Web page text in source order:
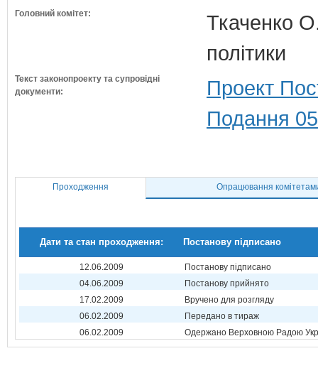
Головний комітет:
Ткаченко
політики
Текст законопроекту та супровідні
документи:
Проект
Подання
Проходження Опрацювання
Дати та стан проходження: Постанову підписано
12.06.2009
Постанову підписано
04.06.2009
Постанову прийнято
17.02.2009
Вручено для розгляду
06.02.2009
Передано в тираж
06.02.2009
Одержано Верховною Радою